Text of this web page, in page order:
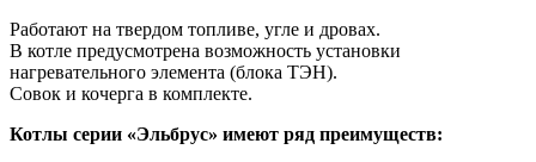
Работают на твердом топливе, угле и дровах.
В котле предусмотрена возможность установки
нагревательного элемента (блока ТЭН).
Совок и кочерга в комплекте.
Котлы серии «Эльбрус» имеют ряд преимуществ: